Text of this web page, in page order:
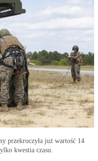
przekroczyła już wartość 14
kwestia czasu.